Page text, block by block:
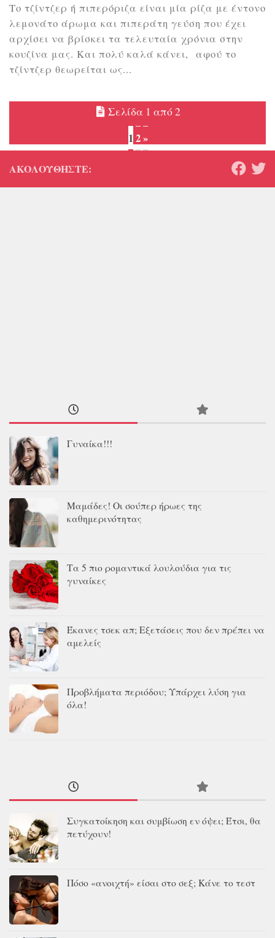
Tο τζίντζερ ή πιπερόριζα είναι μία ρίζα με έντονο
λεμονάτο άρωμα και πιπεράτη γεύση που έχει
αρχίσει να βρίσκει τα τελευταία χρόνια στην
κουζίνα μας. Και πολύ καλά κάνει, αφού το
τζίντζερ θεωρείται ως...
Σελίδα 1 από 2
12»
ΑΚΟΛΟΥΘΉΣΤΕ:
Γυναίκα!!!
Μαμάδες! Οι σούπερ ήρωες της
καθημερινότητας
Τα 5 πιο ρομαντικά λουλούδια για τις
γυναίκες
Έκανες τσεκ απ; Εξετάσεις που δεν πρέπει να
αμελείς
Προβλήματα περιόδου; Υπάρχει λύση για
όλα!
Συγκατοίκηση και συμβίωση εν όψει; Έτσι, θα
πετύχουν!
Πόσο «ανοιχτή» είσαι στο σεξ; Κάνε το τεστ